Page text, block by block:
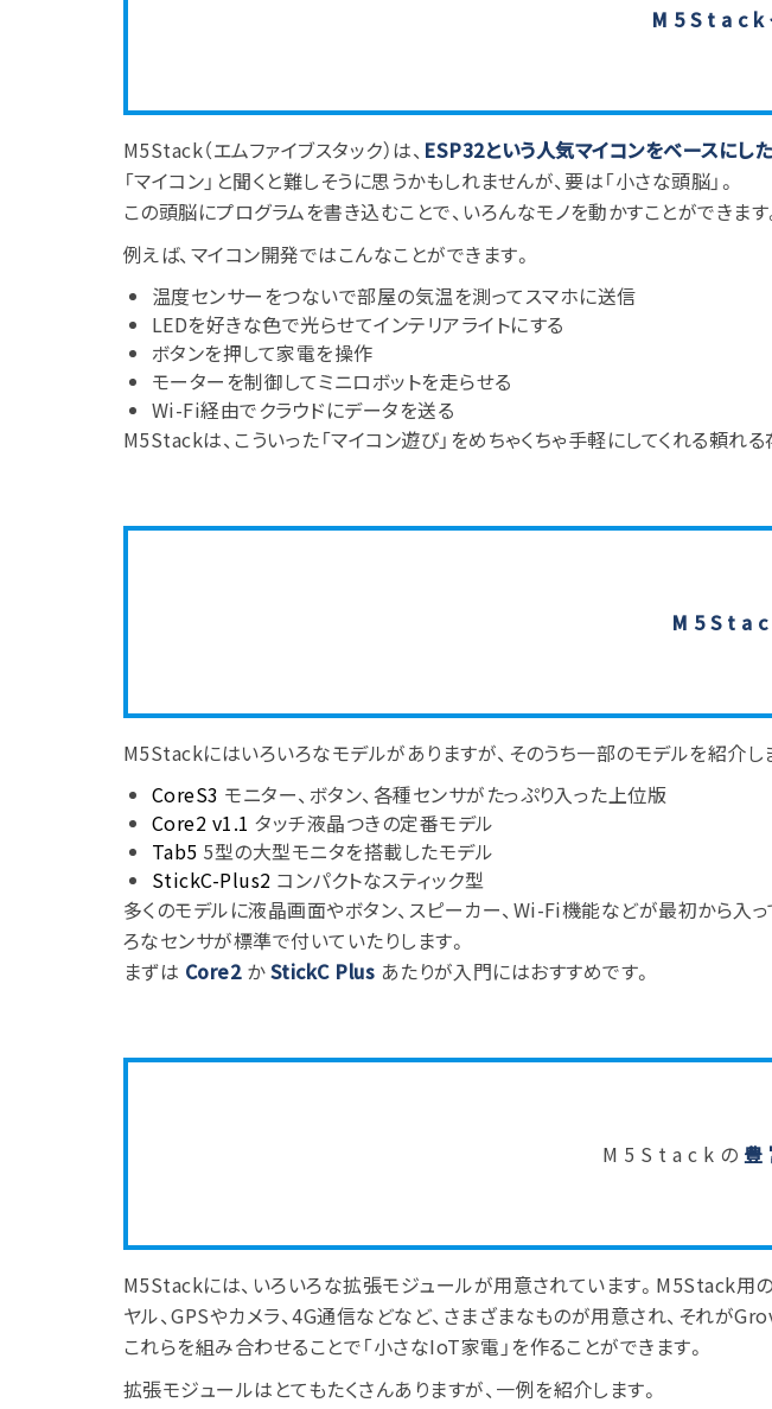
M5Stack
M5Stack（エムファイブスタック）は、 ESP32という人気マイコンをベースにし
「マイコン」と聞くと難しそうに思うかもしれませんが、要は「小さな頭脳」。
この頭脳にプログラムを書き込むことで、いろんなモノを動かすことができます
例えば、マイコン開発ではこんなことができます。
温度センサーをつないで部屋の気温を測ってスマホに送信
LEDを好きな色で光らせてインテリアライトにする
ボタンを押して家電を操作
モーターを制御してミニロボットを走らせる
Wi-Fi経由でクラウドにデータを送る
M5Stackは、こういった「マイコン遊び」をめちゃくちゃ手軽にしてくれる頼れる
M5Stackにはいろいろなモデルがありますが、そのうち一部のモデルを紹介し
CoreS3 モニター、ボタン、各種センサがたっぷり入った上位版
Core2 v1.1 タッチ液晶つきの定番モデル
Tab5 5型の大型モニタを搭載したモデル
StickC-Plus2 コンパクトなスティック型
多くのモデルに液晶画面やボタン、スピーカー、Wi-Fi機能などが最初から入
ろなセンサが標準で付いていたりします。
まずは Core2かStickC Plus あたりが入門にはおすすめです。
M5Stackの 豊
M5Stackには、いろいろな拡張モジュールが用意されています。M5Stack用
ヤル、GPSやカメラ、4G通信などなど、さまざまなものが用意され、それが
これらを組み合わせることで「小さなIoT家電」を作ることができます。
拡張モジュールはとてもたくさんありますが、一例を紹介します。